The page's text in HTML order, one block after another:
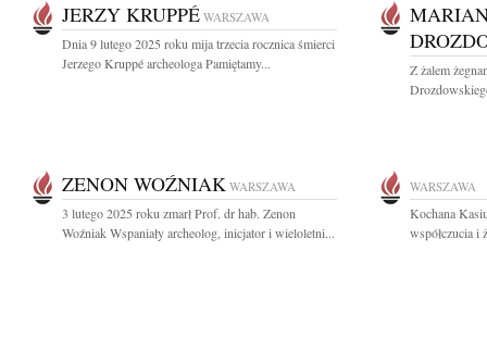
JERZY KRUPPÉ WARSZAWA
Dnia 9 lutego 2025 roku mija trzecia rocznica śmierci
Jerzego Kruppé archeologa Pamiętamy...
Z żalem
ZENON WOŹNIAK WARSZAWA
3 lutego 2025 roku zmarł Prof. dr hab. Zenon
Woźniak Wspaniały archeolog, inicjator i wieloletni...
WARSZAWA
Kochana
współczucia i